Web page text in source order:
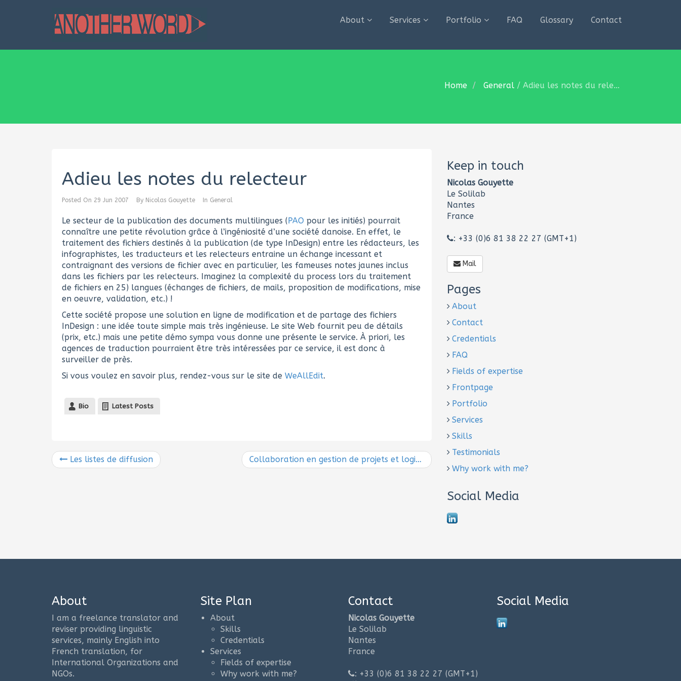
About Services Portfolio FAQ Glossary Contact
Home General / Adieu les notes du relecteur
Adieu les notes du relecteur
Posted On 29 Jun 2007 By Nicolas Gouyette In General
Le secteur de la publication des documents multilingues (PAO pour les initiés) pourrait
connaître une petite révolution grâce à l’ingéniosité d’une société danoise. En effet, le
traitement des fichiers destinés à la publication (de type InDesign) entre les rédacteurs, les
infographistes, les traducteurs et les relecteurs entraine un échange incessant et
contraignant des versions de fichier avec en particulier, les fameuses notes jaunes inclus
dans les fichiers par les relecteurs. Imaginez la complexité du process lors du traitement
de fichiers en 25) langues (échanges de fichiers, de mails, proposition de modifications, mise
en oeuvre, validation, etc.) !
Cette société propose une solution en ligne de modification et de partage des fichiers
InDesign : une idée toute simple mais très ingénieuse. Le site Web fournit peu de détails
(prix, etc.) mais une petite démo sympa vous donne une présente le service. À priori, les
agences de traduction pourraient être très intéressées par ce service, il est donc à
surveiller de près.
Si vous voulez en savoir plus, rendez-vous sur le site de WeAllEdit.
Bio Latest Posts
Les listes de diffusion Collaboration en gestion de projets et logiciels libres
Keep in touch
Nicolas Gouyette
Le Solilab
Nantes
France
: +33 (0)6 81 38 22 27 (GMT+1)
Mail
Pages
About
Contact
Credentials
FAQ
Fields of expertise
Frontpage
Portfolio
Services
Skills
Testimonials
Why work with me?
Social Media
About
I am a freelance translator and
reviser providing linguistic
services, mainly English into
French translation, for
International Organizations and
NGOs.
Site Plan
About
Skills
Credentials
Services
Fields of expertise
Why work with me?
Contact
Nicolas Gouyette
Le Solilab
Nantes
France
: +33 (0)6 81 38 22 27 (GMT+1)
Social Media